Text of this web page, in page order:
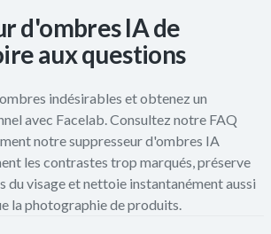
d'ombres IA de
aux questions
indésirables et obtenez un
avec Facelab. Consultez notre FAQ
notre suppresseur d'ombres IA
les contrastes trop marqués, préserve
du visage et nettoie instantanément aussi
la photographie de produits.